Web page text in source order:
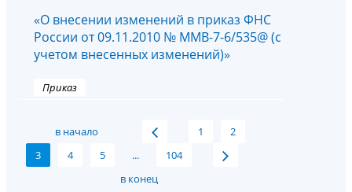
«О внесении изменений в приказ ФНС
России от 09.11.2010 № ММВ-7-6/535@ (с
учетом внесенных изменений)»
Приказ
в начало 1
2
3
4 5 ...
104
в конец